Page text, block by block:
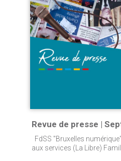
Revue de presse |
FdSS "Bruxelles
aux services (La Libre)